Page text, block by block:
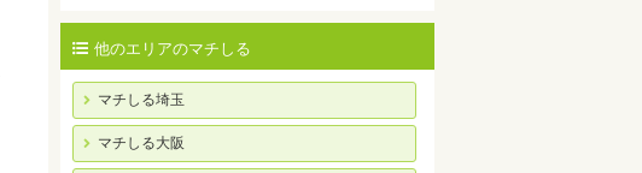
他のエリアのマチしる
マチしる埼玉
マチしる大阪